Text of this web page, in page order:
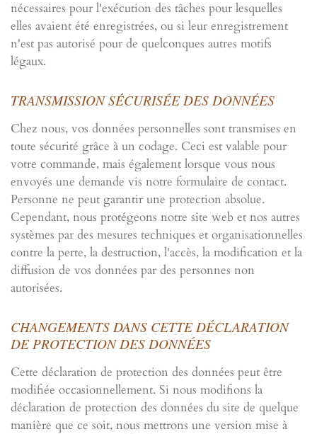
nécessaires pour l'exécution des tâches pour lesquelles
elles avaient été enregistrées, ou si leur enregistrement
n'est pas autorisé pour de quelconques autres motifs
légaux.
TRANSMISSION SÉCURISÉE DES DONNÉES
Chez nous, vos données personnelles sont transmises en
toute sécurité grâce à un codage. Ceci est valable pour
votre commande, mais également lorsque vous nous
envoyés une demande vis notre formulaire de contact.
Personne ne peut garantir une protection absolue.
Cependant, nous protégeons notre site web et nos autres
systèmes par des mesures techniques et organisationnelles
contre la perte, la destruction, l'accès, la modification et la
diffusion de vos données par des personnes non
autorisées.
CHANGEMENTS DANS CETTE DÉCLARATION
DE PROTECTION DES DONNÉES
Cette déclaration de protection des données peut être
modifiée occasionnellement. Si nous modifions la
déclaration de protection des données du site de quelque
manière que ce soit, nous mettrons une version mise à